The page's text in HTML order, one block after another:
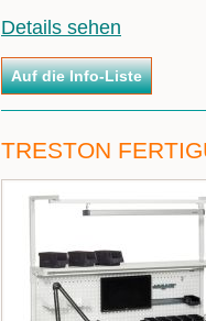
Details sehen
TRESTON